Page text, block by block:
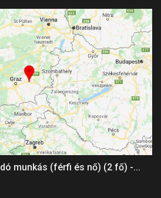
munkás (férfi és nő) (2 fő) -...